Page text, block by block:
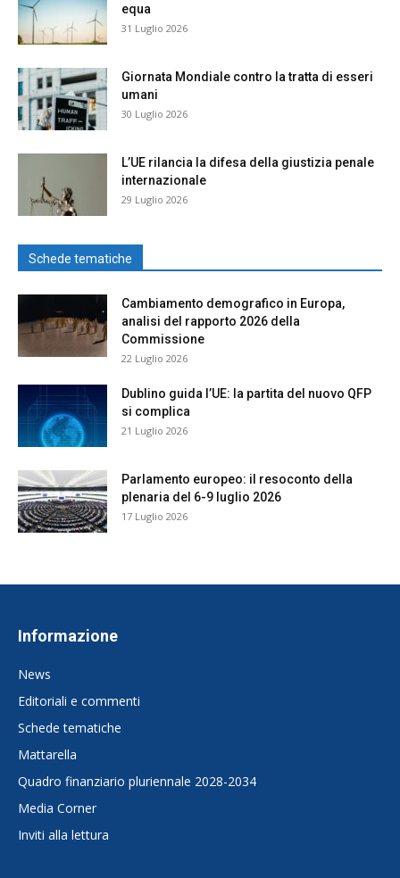
equa
31 Luglio 2026
Giornata Mondiale contro la tratta di esseri
umani
30 Luglio 2026
L’UE rilancia la difesa della giustizia penale
internazionale
29 Luglio 2026
Schede tematiche
Cambiamento demografico in Europa,
analisi del rapporto 2026 della
Commissione
22 Luglio 2026
Dublino guida l’UE: la partita del nuovo QFP
si complica
21 Luglio 2026
Parlamento europeo: il resoconto della
plenaria del 6-9 luglio 2026
17 Luglio 2026
Informazione
News
Editoriali e commenti
Schede tematiche
Mattarella
Quadro finanziario pluriennale 2028-2034
Media Corner
Inviti alla lettura